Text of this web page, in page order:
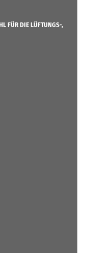
FÜR DIE LÜFTUNGS-,